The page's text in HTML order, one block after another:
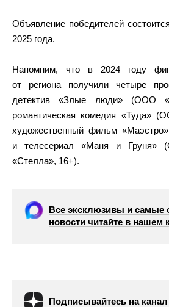
Объявление победителей
2025 года.
Напомним, что в 2024 году
от региона получили четыре
детектив «Злые люди» (ООО
романтическая комедия «Туда»
художественный фильм
и телесериал «Маня и Груня»
«Стелла», 16+).
Все эксклюзивы и самые
новости читайте в нашем
Подписывайтесь на